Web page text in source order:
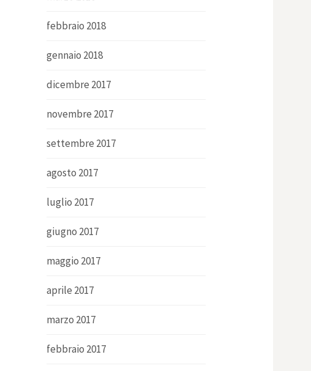
febbraio 2018
gennaio 2018
dicembre 2017
novembre 2017
settembre 2017
agosto 2017
luglio 2017
giugno 2017
maggio 2017
aprile 2017
marzo 2017
febbraio 2017